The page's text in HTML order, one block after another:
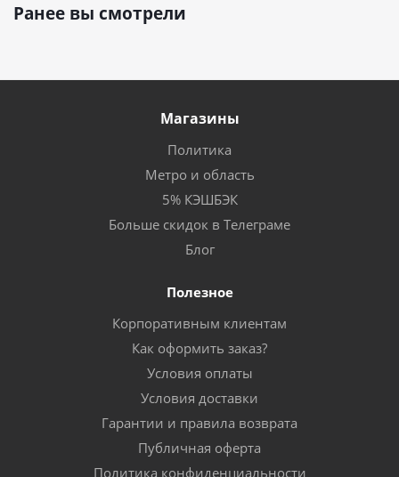
Ранее вы смотрели
Магазины
Политика
Метро и область
5% КЭШБЭК
Больше скидок в Телеграме
Блог
Полезное
Корпоративным клиентам
Как оформить заказ?
Условия оплаты
Условия доставки
Гарантии и правила возврата
Публичная оферта
Политика конфиденциальности